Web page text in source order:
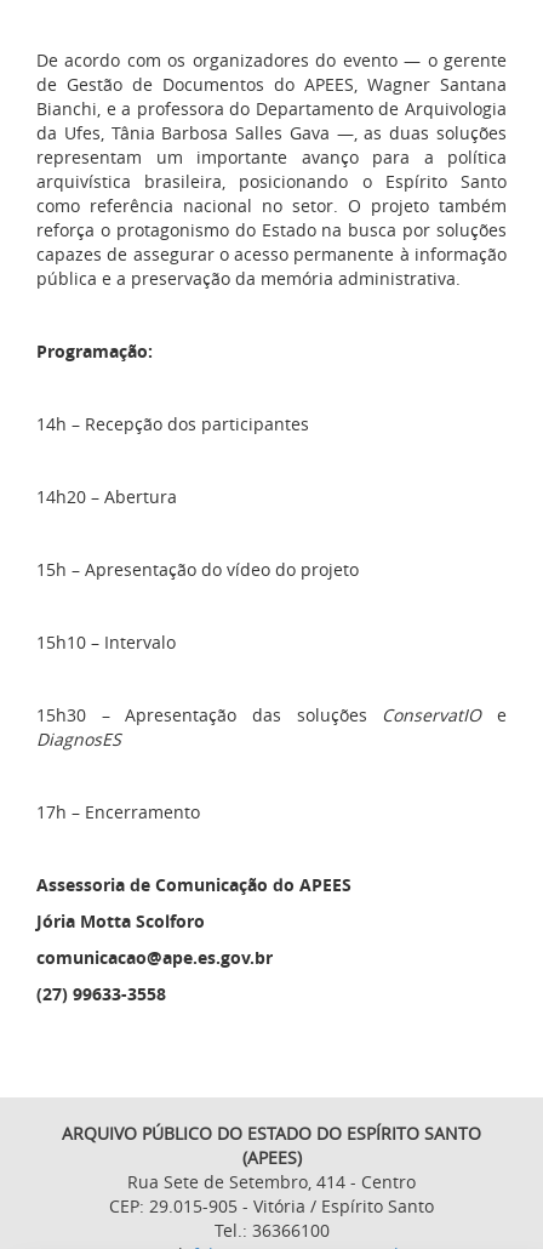
De acordo com os organizadores do evento — o gerente
de Gestão de Documentos do APEES, Wagner Santana
Bianchi, e a professora do Departamento de Arquivologia
da Ufes, Tânia Barbosa Salles Gava —, as duas soluções
representam um importante avanço para a política
arquivística brasileira, posicionando o Espírito Santo
como referência nacional no setor. O projeto também
reforça o protagonismo do Estado na busca por soluções
capazes de assegurar o acesso permanente à informação
pública e a preservação da memória administrativa.
Programação:
14h – Recepção dos participantes
14h20 – Abertura
15h – Apresentação do vídeo do projeto
15h10 – Intervalo
15h30 – Apresentação das soluções ConservatIOe
DiagnosES
17h – Encerramento
Assessoria de Comunicação do APEES
Jória Motta Scolforo
comunicacao@ape.es.gov.br
(27) 99633-3558
ARQUIVO PÚBLICO DO ESTADO DO ESPÍRITO SANTO
(APEES)
Rua Sete de Setembro, 414 - Centro
CEP: 29.015-905 - Vitória / Espírito Santo
Tel.: 36366100